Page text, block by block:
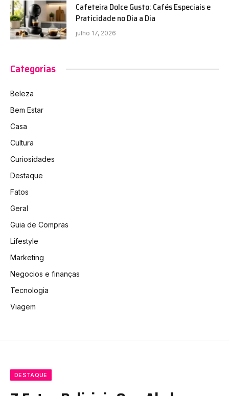
Cafeteira Dolce Gusto: Cafés Especiais e
Praticidade no Dia a Dia
julho 17, 2026
Categorias
Beleza
Bem Estar
Casa
Cultura
Curiosidades
Destaque
Fatos
Geral
Guia de Compras
Lifestyle
Marketing
Negocios e finanças
Tecnologia
Viagem
DESTAQUE